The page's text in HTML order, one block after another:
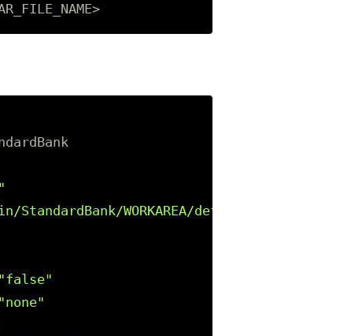
  <SPAR_FILE_NAME>
WORKAREA/default"
"false"
"none"